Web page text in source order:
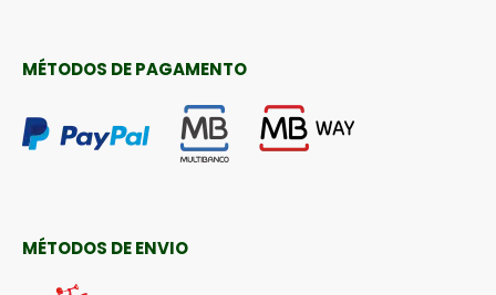
MÉTODOS DE PAGAMENTO
MÉTODOS DE ENVIO